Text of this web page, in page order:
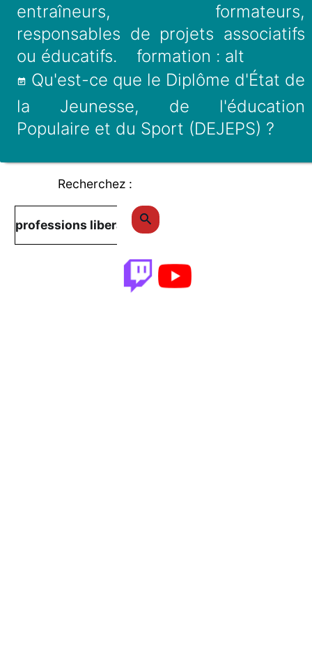
entraîneurs, formateurs,
responsables de projets associatifs
ou éducatifs. formation : alt
Qu'est-ce que le Diplôme d'État de
la Jeunesse, de l'éducation
Populaire et du Sport (DEJEPS) ?
Recherchez :